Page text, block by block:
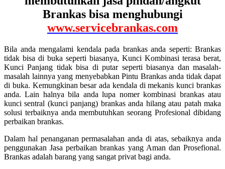
Brankas bisa menghubungi
www.servicebrankas.com
Bila anda mengalami kendala pada brankas anda seperti: Brankas
tidak bisa di buka seperti biasanya, Kunci Kombinasi terasa berat,
Kunci Panjang tidak bisa di putar seperti biasanya dan masalah-
masalah lainnya yang menyebabkan Pintu Brankas anda tidak dapat
di buka. Kemungkinan besar ada kendala di mekanis kunci brankas
anda. Lain halnya bila anda lupa nomer kombinasi brankas atau
kunci sentral (kunci panjang) brankas anda hilang atau patah maka
solusi terbaiknya anda membutuhkan seorang Profesional dibidang
perbaikan brankas.
Dalam hal penanganan permasalahan anda di atas, sebaiknya anda
penggunakan Jasa perbaikan brankas yang Aman dan Prosefional.
Brankas adalah barang yang sangat privat bagi anda.